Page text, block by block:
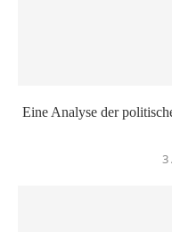
Eine Analyse der
3